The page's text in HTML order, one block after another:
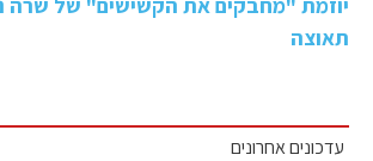
תאוצה
עדכונים אחרונים